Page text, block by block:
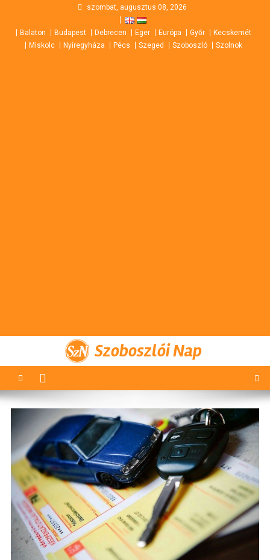
content
szombat, augusztus 08, 2026
Balaton Budapest Debrecen Eger Európa Győr
Kecskemét
Miskolc
Nyíregyháza Pécs Szeged Szoboszló Szolnok
Szoboszlói Nap